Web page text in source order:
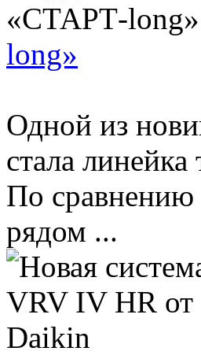
long»
Одной из
стала
По сравнению
рядом ...